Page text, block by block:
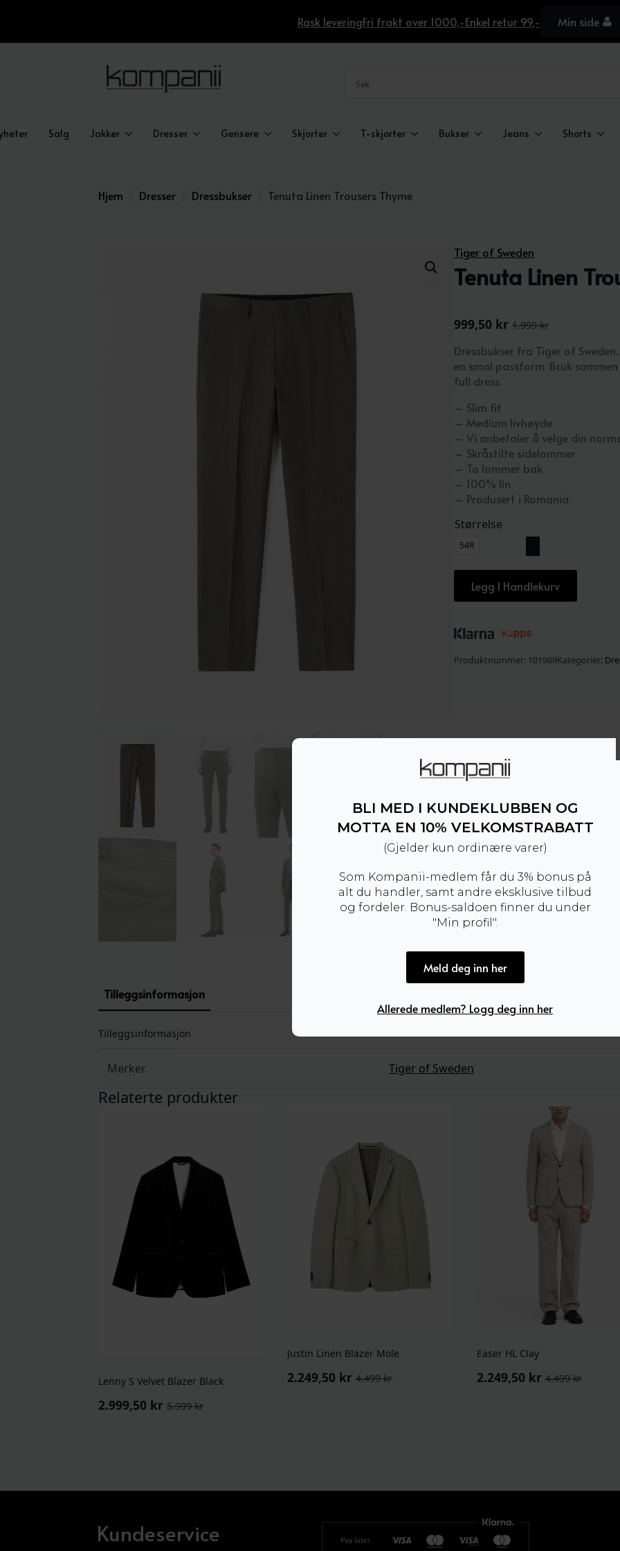
Rask leveringFri frakt over 1000,-Enkel retur 99,- Min side
Salg Jakker Dresser Gensere Skjorter T-skjorter Bukser Jeans Shorts
Hjem Dresser Dressbukser Tenuta Linen Trousers Thyme
Tiger of Sweden
Tenuta Linen
1.999kr
Opprinnelig
pris
var:
1.999 kr.
999,50 kr
Nåværende
pris
er:
999,50 kr.
Dressbukser fra Tiger of
en smal passform. Bruk
full dress.
– Slim fit
– Medium livhøyde
– Vi anbefaler å velge din
– Skråstilte sidelommer
– To lommer bak
– 100% lin
– Produsert i Romania
Størrelse
54R
Legg I Handlekurv
Produktnummer: 101989Kategorier:
Tilleggsinformasjon
Tilleggsinformasjon
Merker Tiger of Sweden
Relaterte produkter
Lenny S Velvet Blazer Black
5.999kr
Opprinnelig
2.999,50 kr
Nåværende
Justin Linen Blazer Mole
4.499kr
Opprinnelig
2.249,50 kr
Nåværende
Easer HL Clay
4.499kr
Opprinnelig
2.249,50 kr
Nåværende
Kundeservice
BLI MED I KUNDEKLUBBEN OG
MOTTA EN 10% VELKOMSTRABATT
(Gjelder kun ordinære varer)
Som Kompanii-medlem får du 3% bonus på
alt du handler, samt andre eksklusive tilbud
og fordeler. Bonus-saldoen finner du under
"Min profil".
Meld deg inn her
Allerede medlem? Logg deg inn her